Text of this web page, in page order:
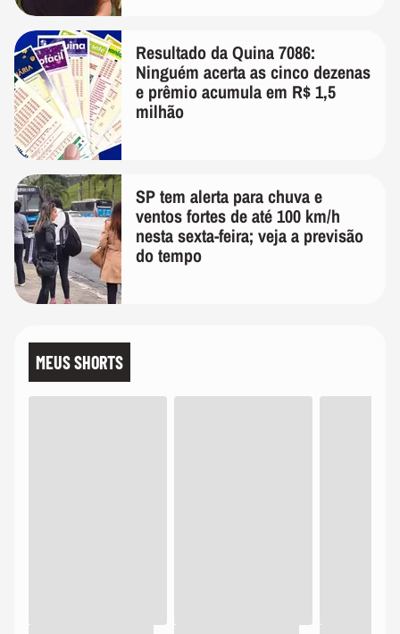
Resultado da Quina 7086:
Ninguém acerta as cinco dezenas
e prêmio acumula em R$ 1,5
milhão
SP tem alerta para chuva e
ventos fortes de até 100 km/h
nesta sexta-feira; veja a previsão
do tempo
MEUS SHORTS